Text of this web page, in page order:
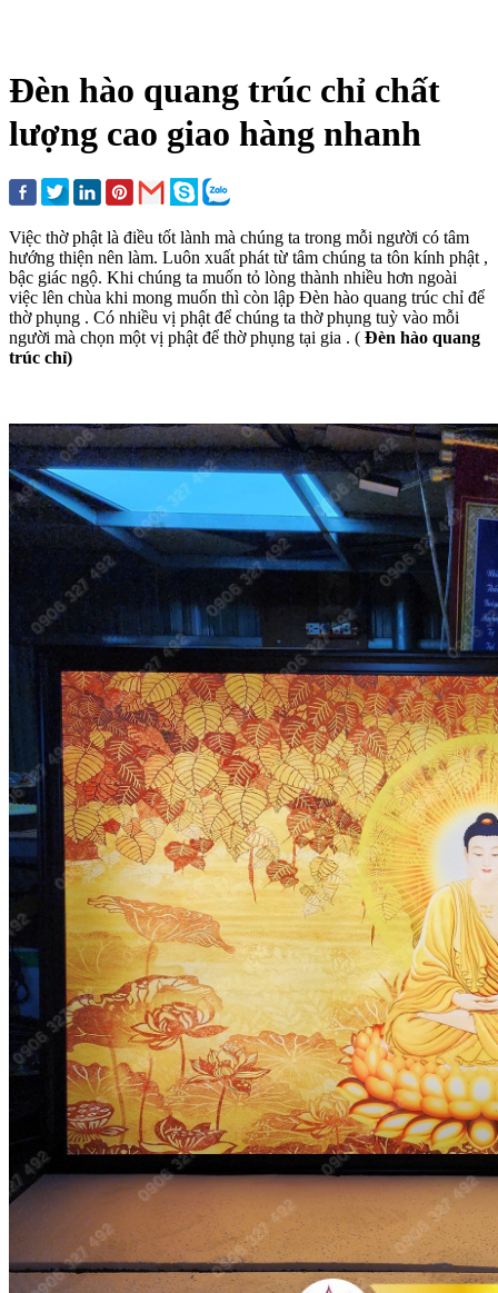
Đèn hào quang trúc chỉ chất
lượng cao giao hàng nhanh
Việc thờ phật là điều tốt lành mà chúng ta trong mỗi người có tâm
hướng thiện nên làm. Luôn xuất phát từ tâm chúng ta tôn kính phật ,
bậc giác ngộ. Khi chúng ta muốn tỏ lòng thành nhiều hơn ngoài
việc lên chùa khi mong muốn thì còn lập Đèn hào quang trúc chỉ để
thờ phụng . Có nhiều vị phật để chúng ta thờ phụng tuỳ vào mỗi
người mà chọn một vị phật để thờ phụng tại gia . ( Đèn hào quang
trúc chỉ)